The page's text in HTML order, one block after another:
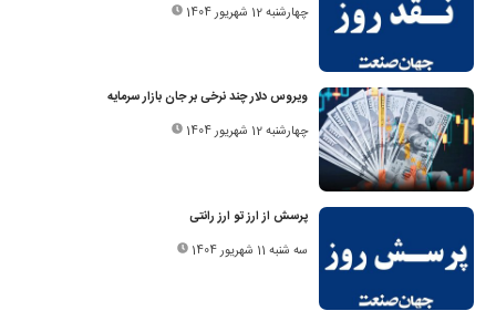
چهارشنبه 12 شهریور 1404
ویروس دلار چند نرخی بر جان بازار سرمایه
چهارشنبه 12 شهریور 1404
پرسش از ارز تو ارز رانتی
سه شنبه 11 شهریور 1404